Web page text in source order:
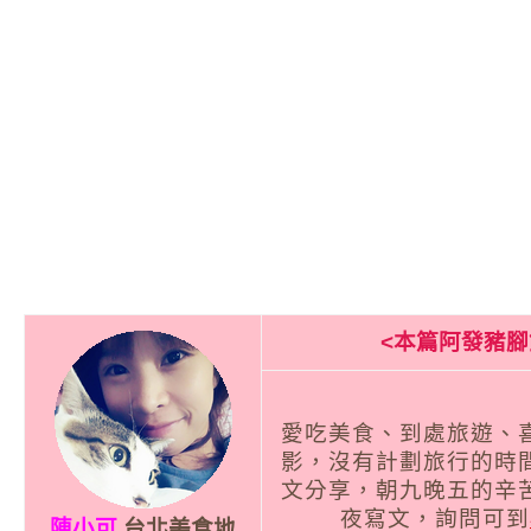
<本篇阿發豬
愛吃美食、到處旅遊、
影，沒有計劃旅行的時
文分享，朝九晚五的辛
夜寫文，詢問可到